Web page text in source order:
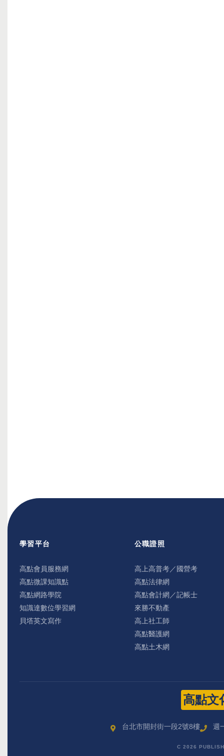
學習平台
高點會員服務網
高點微課知識點
高點網路學院
知識達數位學習網
貝塔英文寫作
公職證照
高上高普考／國營考
高點法律網
高點會計網／記帳士
來勝不動產
高上社工師
高點醫護網
高點土木網
高點文
台北市開封街一段2號8樓 週
C 2026